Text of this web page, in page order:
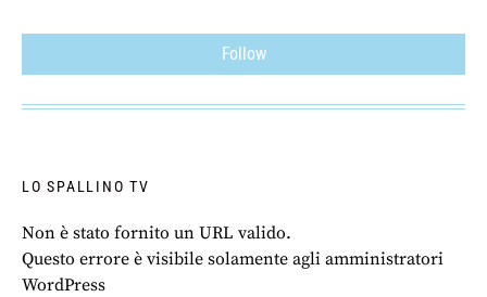
Follow
LO SPALLINO TV
Non è stato fornito un URL valido.
Questo errore è visibile solamente agli amministratori
WordPress